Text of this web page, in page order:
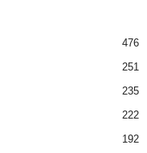
476
251
235
222
192